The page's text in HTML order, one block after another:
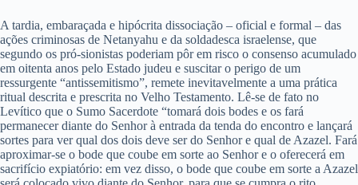
A tardia, embaraçada e hipócrita dissociação – oficial e formal – das
ações criminosas de Netanyahu e da soldadesca israelense, que
segundo os pró-sionistas poderiam pôr em risco o consenso acumulado
em oitenta anos pelo Estado judeu e suscitar o perigo de um
ressurgente “antissemitismo”, remete inevitavelmente a uma prática
ritual descrita e prescrita no Velho Testamento. Lê-se de fato no
Levítico que o Sumo Sacerdote “tomará dois bodes e os fará
permanecer diante do Senhor à entrada da tenda do encontro e lançará
sortes para ver qual dos dois deve ser do Senhor e qual de Azazel. Fará
aproximar-se o bode que coube em sorte ao Senhor e o oferecerá em
sacrifício expiatório: em vez disso, o bode que coube em sorte a Azazel